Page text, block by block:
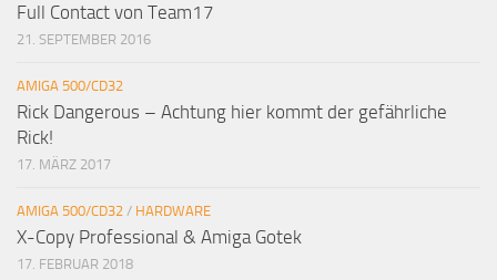
Full Contact von Team17
21. SEPTEMBER 2016
AMIGA 500/CD32
Rick Dangerous – Achtung hier kommt der gefährliche
Rick!
17. MÄRZ 2017
AMIGA 500/CD32 / HARDWARE
X-Copy Professional & Amiga Gotek
17. FEBRUAR 2018